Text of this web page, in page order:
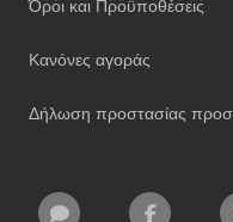
Όροι και Προϋποθέσεις
Κανόνες αγοράς
Δήλωση προστασίας